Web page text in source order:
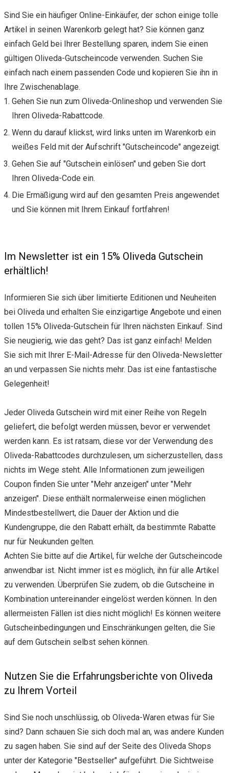
Sind Sie ein häufiger Online-Einkäufer, der schon einige tolle
Artikel in seinen Warenkorb gelegt hat? Sie können ganz
einfach Geld bei Ihrer Bestellung sparen, indem Sie einen
gültigen Oliveda-Gutscheincode verwenden. Suchen Sie
einfach nach einem passenden Code und kopieren Sie ihn in
Ihre Zwischenablage.
Gehen Sie nun zum Oliveda-Onlineshop und verwenden Sie
Ihren Oliveda-Rabattcode.
Wenn du darauf klickst, wird links unten im Warenkorb ein
weißes Feld mit der Aufschrift "Gutscheincode" angezeigt.
Gehen Sie auf "Gutschein einlösen" und geben Sie dort
Ihren Oliveda-Code ein.
Die Ermäßigung wird auf den gesamten Preis angewendet
und Sie können mit Ihrem Einkauf fortfahren!
Im Newsletter ist ein 15% Oliveda Gutschein
erhältlich!
Informieren Sie sich über limitierte Editionen und Neuheiten
bei Oliveda und erhalten Sie einzigartige Angebote und einen
tollen 15% Oliveda-Gutschein für Ihren nächsten Einkauf. Sind
Sie neugierig, wie das geht? Das ist ganz einfach! Melden
Sie sich mit Ihrer E-Mail-Adresse für den Oliveda-Newsletter
an und verpassen Sie nichts mehr. Das ist eine fantastische
Gelegenheit!
Jeder Oliveda Gutschein wird mit einer Reihe von Regeln
geliefert, die befolgt werden müssen, bevor er verwendet
werden kann. Es ist ratsam, diese vor der Verwendung des
Oliveda-Rabattcodes durchzulesen, um sicherzustellen, dass
nichts im Wege steht. Alle Informationen zum jeweiligen
Coupon finden Sie unter "Mehr anzeigen" unter "Mehr
anzeigen". Diese enthält normalerweise einen möglichen
Mindestbestellwert, die Dauer der Aktion und die
Kundengruppe, die den Rabatt erhält, da bestimmte Rabatte
nur für Neukunden gelten.
Achten Sie bitte auf die Artikel, für welche der Gutscheincode
anwendbar ist. Nicht immer ist es möglich, ihn für alle Artikel
zu verwenden. Überprüfen Sie zudem, ob die Gutscheine in
Kombination untereinander eingelöst werden können. In den
allermeisten Fällen ist dies nicht möglich! Es können weitere
Gutscheinbedingungen und Einschränkungen gelten, die Sie
auf dem Gutschein selbst sehen können.
Nutzen Sie die Erfahrungsberichte von Oliveda
zu Ihrem Vorteil
Sind Sie noch unschlüssig, ob Oliveda-Waren etwas für Sie
sind? Dann schauen Sie sich doch mal an, was andere Kunden
zu sagen haben. Sie sind auf der Seite des Oliveda Shops
unter der Kategorie "Bestseller" aufgeführt. Die Sichtweise